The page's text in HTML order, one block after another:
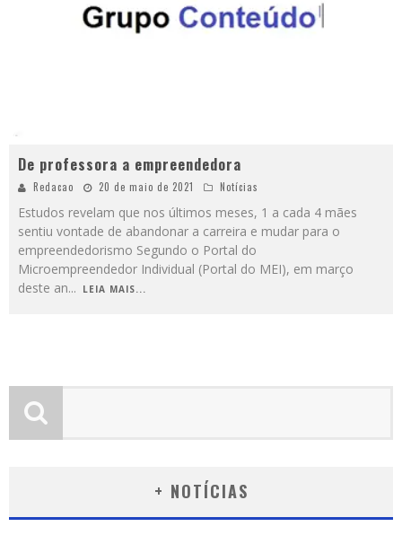
De professora a empreendedora
Redacao 20 de maio de 2021 Notícias
Estudos revelam que nos últimos meses, 1 a cada 4 mães
sentiu vontade de abandonar a carreira e mudar para o
empreendedorismo Segundo o Portal do
Microempreendedor Individual (Portal do MEI), em março
deste an... LEIA MAIS...
+ NOTÍCIAS